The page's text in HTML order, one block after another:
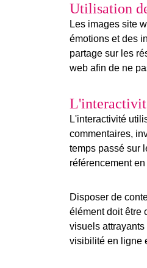
Utilisation
Les images site
émotions et des
partage sur les
web afin de ne
L'interactivité
commentaires,
temps passé sur
référencement
Disposer de
élément doit être
visuels
visibilité en ligne